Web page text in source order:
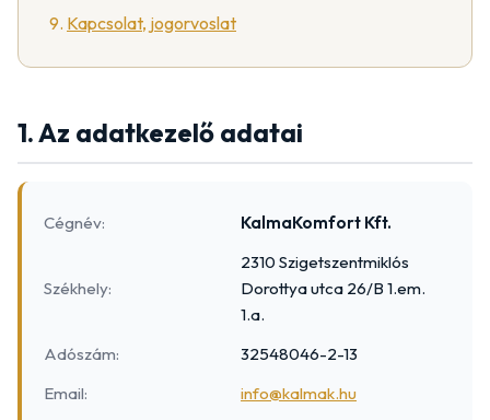
Kapcsolat, jogorvoslat
1. Az adatkezelő adatai
Cégnév: KalmaKomfort Kft.
Székhely:
2310 Szigetszentmiklós
Dorottya utca 26/B 1.em.
1.a.
Adószám:
32548046-2-13
Email:
info@kalmak.hu